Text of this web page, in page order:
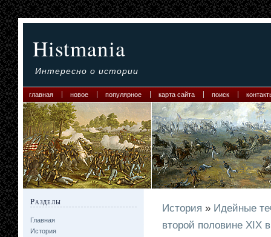
Histmania
Интересно о истории
главная новое популярное карта сайта поиск
Разделы
Главная
История
История » Идейные
второй половине XIX